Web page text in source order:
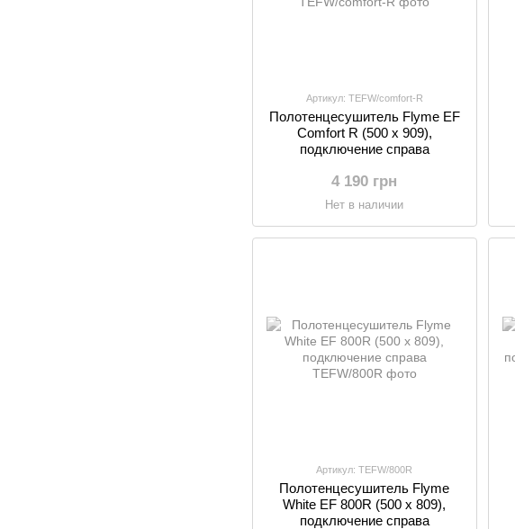
Артикул: TEFW/comfort-R
Полотенцесушитель Flyme EF
Comfort R (500 х 909),
подключение справа
4 190 грн
Нет в наличии
Артикул: TEFW/800R
Полотенцесушитель Flyme
White EF 800R (500 х 809),
подключение справа